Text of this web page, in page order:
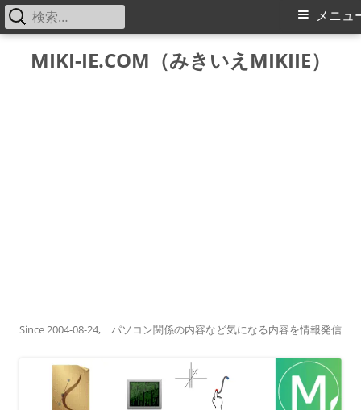
MIKI-IE.COM（みきいえMIKIIE）
Since 2004-08-24, パソコン関係の内容など気になる内容を情報発信
メ
メニュ
検
索: